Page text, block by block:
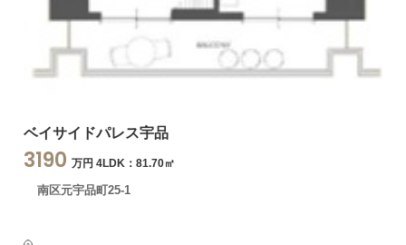
ベイサイドパレス宇品
3190 万円 4LDK：81.70㎡
南区元宇品町25-1